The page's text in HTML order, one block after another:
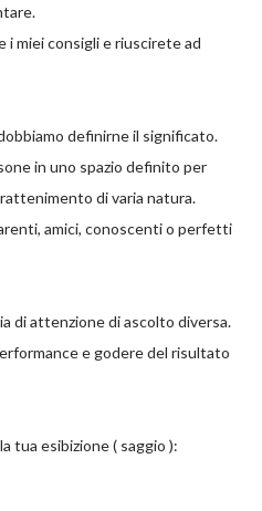
miei consigli e riuscirete ad
definirne il significato.
in uno spazio definito per
di varia natura.
amici, conoscenti o perfetti
di attenzione di ascolto diversa.
e godere del risultato
tua esibizione ( saggio ):